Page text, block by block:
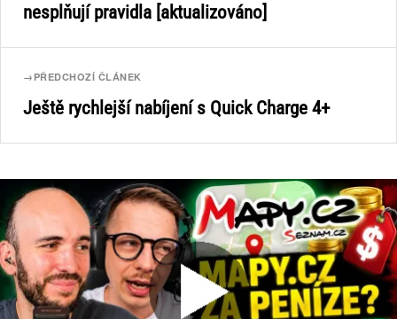
nesplňují pravidla [aktualizováno]
→ PŘEDCHOZÍ ČLÁNEK
Ještě rychlejší nabíjení s Quick Charge 4+